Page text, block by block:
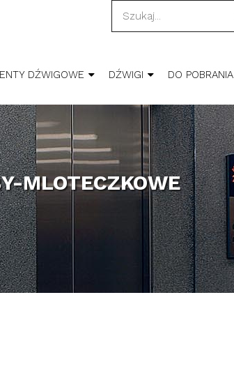
DŹWIGOWE DŹWIGI DO POBRANIA
MLOTECZKOWE